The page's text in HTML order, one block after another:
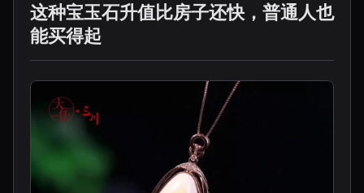
这种宝玉石升值比房子还快，普通人也
能买得起